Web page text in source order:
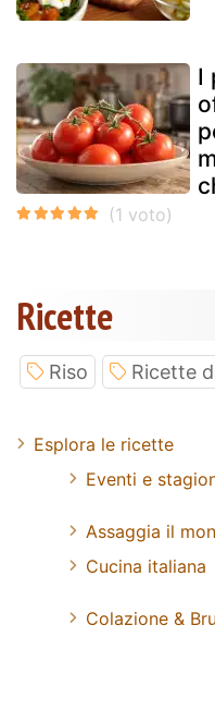
I
Ricette
Riso Ricette
Esplora le ricette
Eventi e
Assaggia il
Cucina italiana
Colazione &